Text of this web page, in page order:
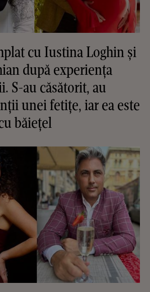
cu Iustina Loghin și
după experiența
S-au căsătorit, au
unei fetițe, iar ea este
băiețel